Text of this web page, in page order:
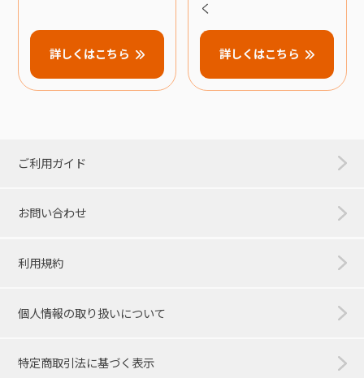
詳しくはこちら
く
詳しくはこちら
ご利用ガイド
お問い合わせ
利用規約
個人情報の取り扱いについて
特定商取引法に基づく表示